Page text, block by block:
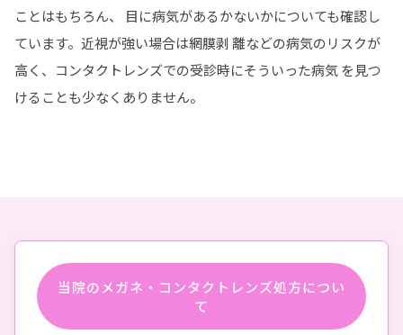
ことはもちろん、 目に病気があるかないかについても確認し
ています。近視が強い場合は網膜剥 離などの病気のリスクが
高く、コンタクトレンズでの受診時にそういった病気 を見つ
けることも少なくありません。
当院のメガネ・コンタクトレンズ処方につい
て